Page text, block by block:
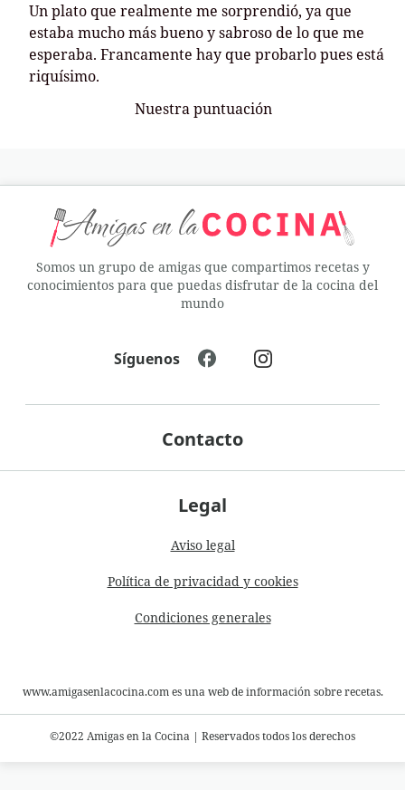
Un plato que realmente me sorprendió, ya que
estaba mucho más bueno y sabroso de lo que me
esperaba. Francamente hay que probarlo pues está
riquísimo.
Nuestra puntuación
Somos un grupo de amigas que compartimos recetas y
conocimientos para que puedas disfrutar de la cocina del
mundo
Legal
Aviso legal
Política de privacidad y cookies
Condiciones generales
Contacto
Síguenos
www.amigasenlacocina.com es una web de información sobre recetas.
©2022 Amigas en la Cocina | Reservados todos los derechos